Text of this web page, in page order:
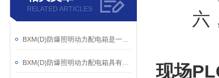
RELATED ARTICLES
六，
现场